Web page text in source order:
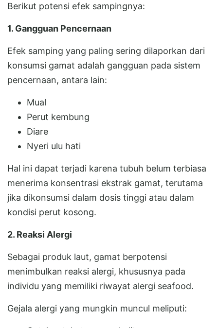
Berikut potensi efek sampingnya:
1. Gangguan Pencernaan
Efek samping yang paling sering dilaporkan dari
konsumsi gamat adalah gangguan pada sistem
pencernaan, antara lain:
Mual
Perut kembung
Diare
Nyeri ulu hati
Hal ini dapat terjadi karena tubuh belum terbiasa
menerima konsentrasi ekstrak gamat, terutama
jika dikonsumsi dalam dosis tinggi atau dalam
kondisi perut kosong.
2. Reaksi Alergi
Sebagai produk laut, gamat berpotensi
menimbulkan reaksi alergi, khususnya pada
individu yang memiliki riwayat alergi seafood.
Gejala alergi yang mungkin muncul meliputi: